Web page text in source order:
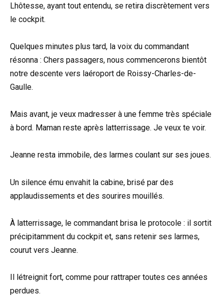
Lhôtesse, ayant tout entendu, se retira discrètement vers
le cockpit.
Quelques minutes plus tard, la voix du commandant
résonna : Chers passagers, nous commencerons bientôt
notre descente vers laéroport de Roissy-Charles-de-
Gaulle.
Mais avant, je veux madresser à une femme très spéciale
à bord. Maman reste après latterrissage. Je veux te voir.
Jeanne resta immobile, des larmes coulant sur ses joues.
Un silence ému envahit la cabine, brisé par des
applaudissements et des sourires mouillés.
À latterrissage, le commandant brisa le protocole : il sortit
précipitamment du cockpit et, sans retenir ses larmes,
courut vers Jeanne.
Il létreignit fort, comme pour rattraper toutes ces années
perdues.